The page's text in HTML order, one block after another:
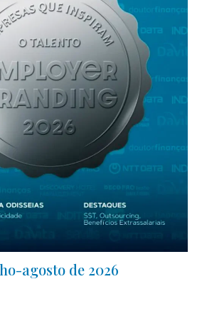
agosto de 2026